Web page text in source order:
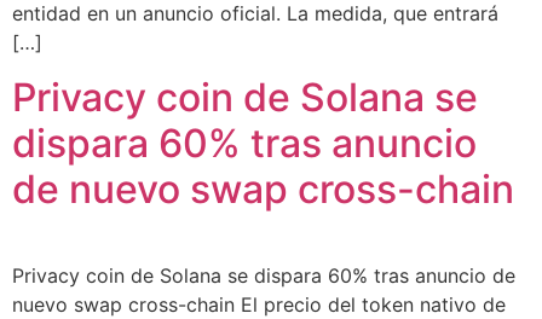
entidad en un anuncio oficial. La medida, que entrará
[…]
Privacy coin de Solana se
dispara 60% tras anuncio
de nuevo swap cross-chain
Privacy coin de Solana se dispara 60% tras anuncio de
nuevo swap cross-chain El precio del token nativo de